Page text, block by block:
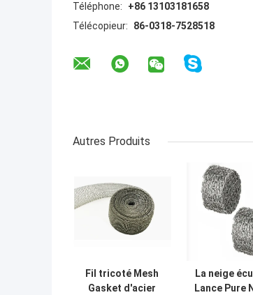
Téléphone:
+86 13103181658
Télécopieur:
86-0318-7528518
Autres Produits
Fil tricoté Mesh
Gasket d'acier
La neige
Lance Pure